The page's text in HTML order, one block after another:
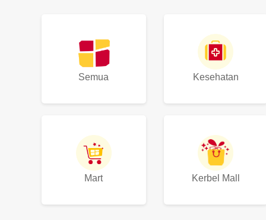
Semua Kesehatan
Mart Kerbel Mall